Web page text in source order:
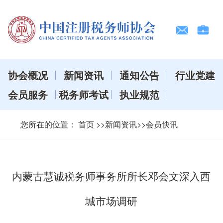
协会概况 新闻资讯 通知公告
行业党建
会员服务
税务师考试 执业规范
您所在的位置： 首页 >>新闻资讯>>会员快讯
内蒙古慧诚税务师事务所所长邓会文深入西
城市场调研